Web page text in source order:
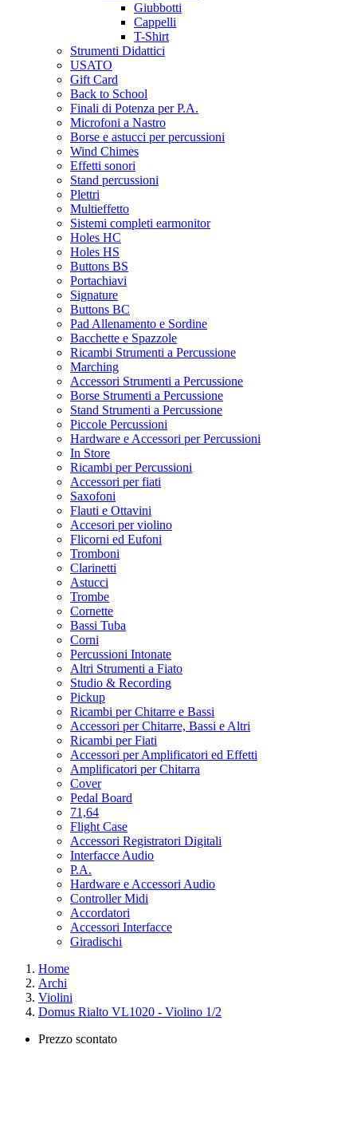
Giubbotti
Cappelli
T-Shirt
Strumenti Didattici
USATO
Gift Card
Back to School
Finali di Potenza per P.A.
Microfoni a Nastro
Borse e astucci per percussioni
Wind Chimes
Effetti sonori
Stand percussioni
Plettri
Multieffetto
Sistemi completi earmonitor
Holes HC
Holes HS
Buttons BS
Portachiavi
Signature
Buttons BC
Pad Allenamento e Sordine
Bacchette e Spazzole
Ricambi Strumenti a Percussione
Marching
Accessori Strumenti a Percussione
Borse Strumenti a Percussione
Stand Strumenti a Percussione
Piccole Percussioni
Hardware e Accessori per Percussioni
In Store
Ricambi per Percussioni
Accessori per fiati
Saxofoni
Flauti e Ottavini
Accesori per violino
Flicorni ed Eufoni
Tromboni
Clarinetti
Astucci
Trombe
Cornette
Bassi Tuba
Corni
Percussioni Intonate
Altri Strumenti a Fiato
Studio & Recording
Pickup
Ricambi per Chitarre e Bassi
Accessori per Chitarre, Bassi e Altri
Ricambi per Fiati
Accessori per Amplificatori ed Effetti
Amplificatori per Chitarra
Cover
Pedal Board
71,64
Flight Case
Accessori Registratori Digitali
Interfacce Audio
P.A.
Hardware e Accessori Audio
Controller Midi
Accordatori
Accessori Interfacce
Giradischi
Home
Archi
Violini
Domus Rialto VL1020 - Violino 1/2
Prezzo scontato